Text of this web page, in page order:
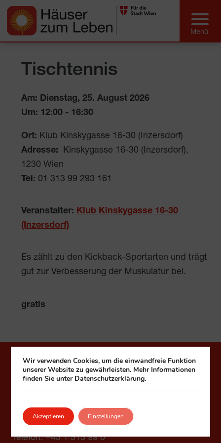
Tischtennis
Am: Dienstag, 25. August 2026
Um: 12:00 - 16:30
Ort: Klub Kinskygasse 16-30 (Inzersdorf)
Adresse:
Kinskygasse 16-30 (Inzersdorf),
1230 Wien
Tel: 01 313 99 293 161
Veranstalter: Klub Kinskygasse 16-30
(Inzersdorf)
Es zählt zu den Kickback-Sportarten und trägt
gut zur Verbesserung der Muskulatur bei.
gratis
Häuser zum Leben
Wohnhäuser – Häuser zum Leben
1090 Wien, Seegasse 9
Telefon:+43 1 313 99 0
Wir verwenden Cookies, um die einwandfreie Funktion
unserer Website zu gewährleisten. Mehr Informationen
finden Sie unter Datenschutzerklärung.
Akzeptieren Einstellungen